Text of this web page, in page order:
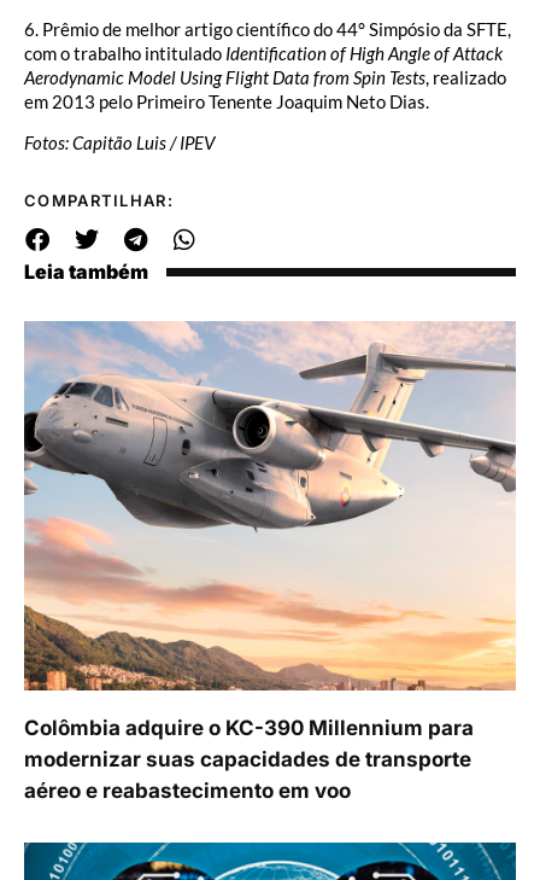
6. Prêmio de melhor artigo científico do 44° Simpósio da SFTE,
com o trabalho intitulado Identification of High Angle of Attack
Aerodynamic Model Using Flight Data from Spin Tests, realizado
em 2013 pelo Primeiro Tenente Joaquim Neto Dias.
Fotos: Capitão Luis / IPEV
COMPARTILHAR:
Leia também
Colômbia adquire o KC-390 Millennium para
modernizar suas capacidades de transporte
aéreo e reabastecimento em voo